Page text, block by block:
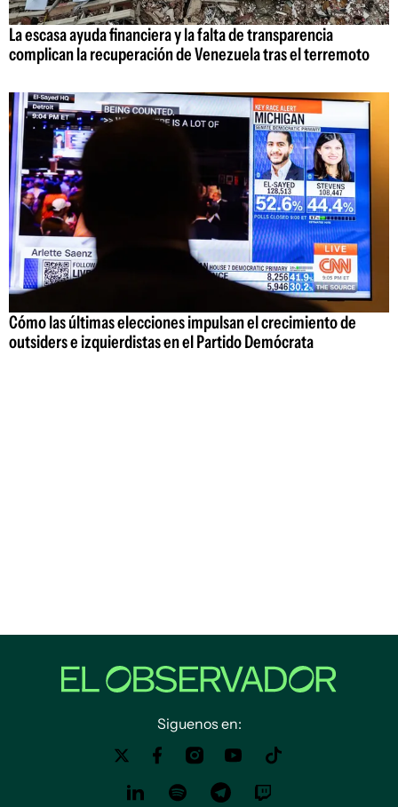
La escasa ayuda financiera y la falta de transparencia
complican la recuperación de Venezuela tras el terremoto
Cómo las últimas elecciones impulsan el crecimiento de
outsiders e izquierdistas en el Partido Demócrata
Siguenos en: